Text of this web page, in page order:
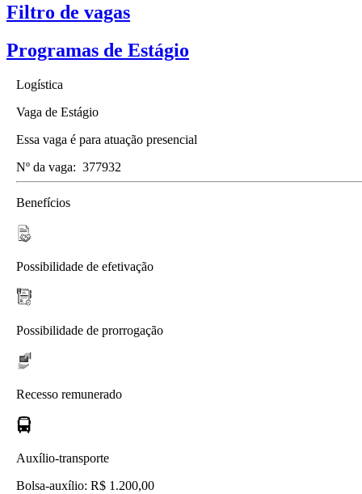
Filtro de vagas
Programas de Estágio
Logística
Vaga de Estágio
Essa vaga é para atuação presencial
Nº da vaga: 377932
Benefícios
Possibilidade de efetivação
Possibilidade de prorrogação
Recesso remunerado
Auxílio-transporte
Bolsa-auxílio: R$ 1.200,00